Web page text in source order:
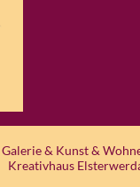
Galerie & Kunst &
Kreativhaus